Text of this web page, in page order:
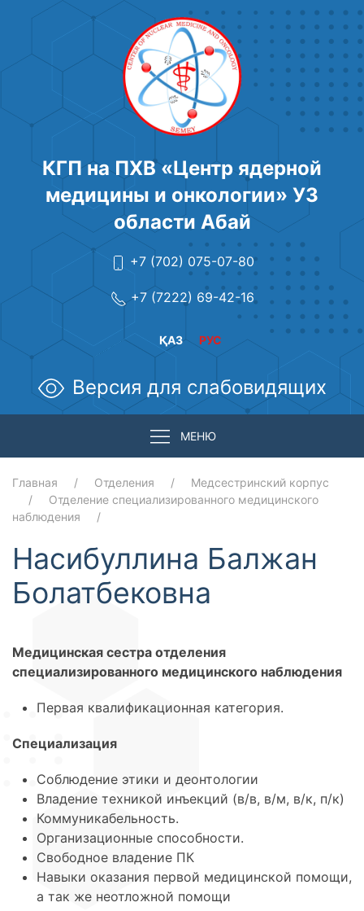
КГП на ПХВ «Центр ядерной
медицины и онкологии» УЗ
области Абай
+7 (702) 075-07-80
+7 (7222) 69-42-16
РУС
ҚАЗ
Версия для слабовидящих
МЕНЮ
Главная Отделения
Медсестринский корпус
Отделение специализированного медицинского
наблюдения
Насибуллина Балжан
Болатбековна
Медицинская сестра отделения
специализированного медицинского наблюдения
Первая квалификационная категория.
Специализация
Соблюдение этики и деонтологии
Владение техникой инъекций (в/в, в/м, в/к, п/к)
Коммуникабельность.
Организационные способности.
Свободное владение ПК
Навыки оказания первой медицинской помощи,
а так же неотложной помощи